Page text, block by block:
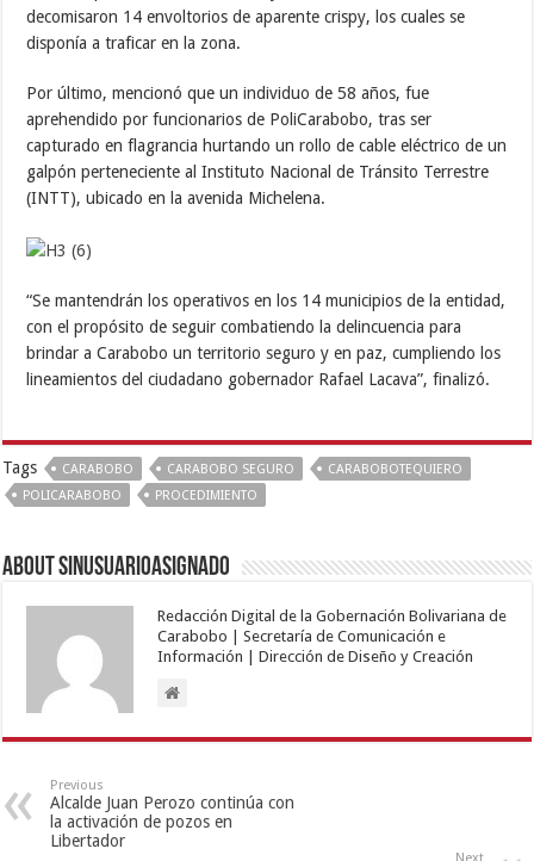
decomisaron 14 envoltorios de aparente crispy, los cuales se
disponía a traficar en la zona.
Por último, mencionó que un individuo de 58 años, fue
aprehendido por funcionarios de PoliCarabobo, tras ser
capturado en flagrancia hurtando un rollo de cable eléctrico de un
galpón perteneciente al Instituto Nacional de Tránsito Terrestre
(INTT), ubicado en la avenida Michelena.
“Se mantendrán los operativos en los 14 municipios de la entidad,
con el propósito de seguir combatiendo la delincuencia para
brindar a Carabobo un territorio seguro y en paz, cumpliendo los
lineamientos del ciudadano gobernador Rafael Lacava”, finalizó.
Tags CARABOBO CARABOBO SEGURO
CARABOBOTEQUIERO
POLICARABOBO
PROCEDIMIENTO
About sinusuarioasignado
Redacción Digital de la Gobernación Bolivariana de
Carabobo | Secretaría de Comunicación e
Información | Dirección de Diseño y Creación
Previous
Alcalde Juan Perozo continúa con
la activación de pozos en
Libertador
Next